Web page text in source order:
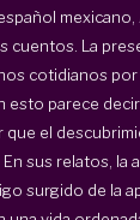
mexicano,
cuentos. La
cotidianos
esto parece
que el
sus relatos, la
surgido de la